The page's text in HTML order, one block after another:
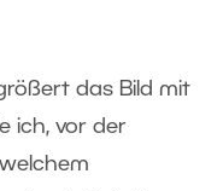
das Bild mit
ich, vor der